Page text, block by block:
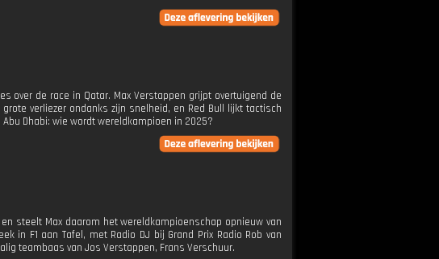
over de race in Qatar. Max Verstappen grijpt overtuigend de
verliezer ondanks zijn snelheid, en Red Bull lijkt tactisch
Dhabi: wie wordt wereldkampioen in 2025?
steelt Max daarom het wereldkampioenschap opnieuw van
in F1 aan Tafel, met Radio DJ bij Grand Prix Radio Rob van
teambaas van Jos Verstappen, Frans Verschuur.